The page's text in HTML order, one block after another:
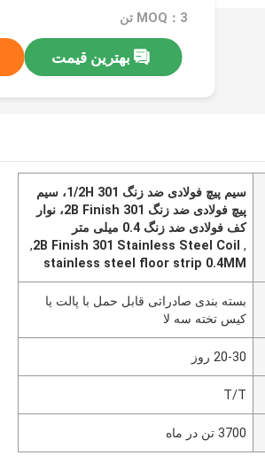
MOQ：3 تن
بهترین قیمت
سیم پیچ فولادی ضد زنگ 1/2H 301، سیم
پیچ فولادی ضد زنگ 2B Finish 301، نوار
کف فولادی ضد زنگ 0.4 میلی متر
,
2B Finish 301 Stainless Steel Coil
,
stainless steel floor strip 0.4MM
بسته بندی صادراتی قابل حمل با پالت یا
کیس تخته سه لا
20-30 روز
T/T
3700 تن در ماه